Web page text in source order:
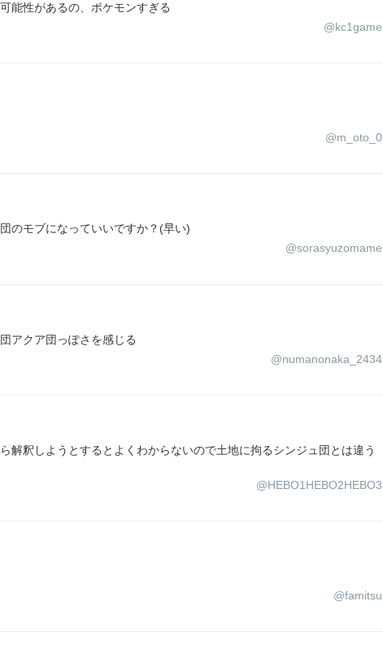
能性があるの、ポケモンすぎる
@kc1game
@m_oto_0
のモブになっていいですか？(早い)
@sorasyuzomame
アクア団っぽさを感じる
@numanonaka_2434
解釈しようとするとよくわからないので土地に拘るシンジュ団とは違う
@HEBO1HEBO2HEBO3
@famitsu